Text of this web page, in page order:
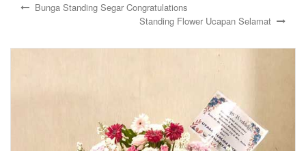
Bunga Standing Segar Congratulations
Standing Flower Ucapan Selamat